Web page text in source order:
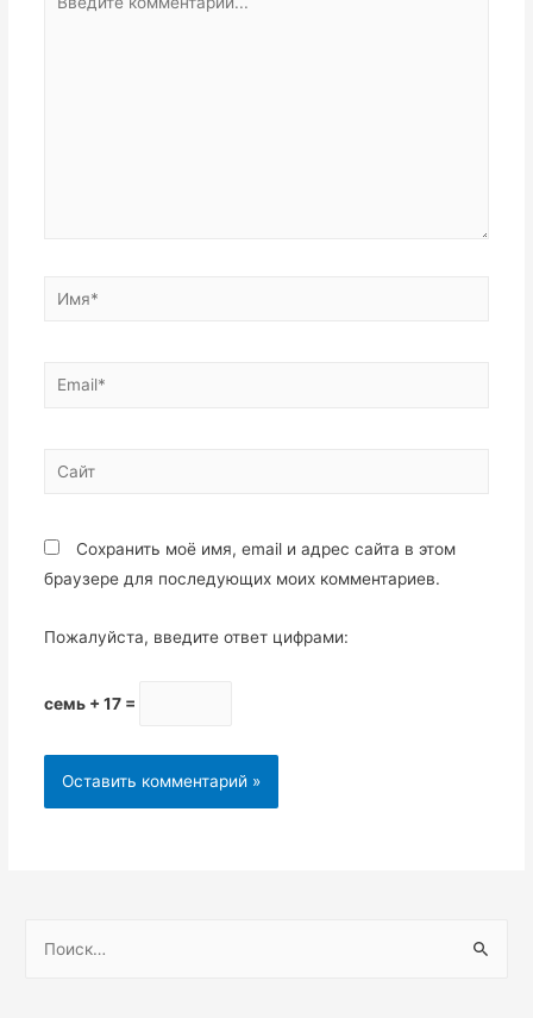
Имя*
Email*
Сайт
Сохранить моё имя, email и адрес сайта в этом
браузере для последующих моих комментариев.
Пожалуйста, введите ответ цифрами:
семь + 17 =